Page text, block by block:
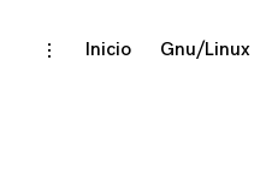
Skip
toggleInicio Gnu/Linux